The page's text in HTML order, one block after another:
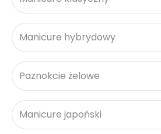
Manicure hybrydowy
Paznokcie żelowe
Manicure japoński